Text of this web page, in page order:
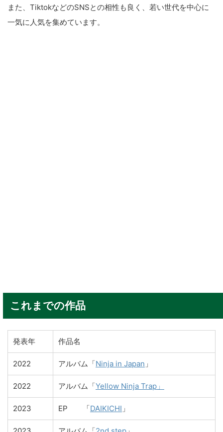
また、TiktokなどのSNSとの相性も良く、若い世代を中心に
一気に人気を集めています。
これまでの作品
発表年 作品名
2022 アルバム「Ninja in Japan 」
2022 アルバム「Yellow Ninja Trap」
2023 EP 「DAIKICHI 」